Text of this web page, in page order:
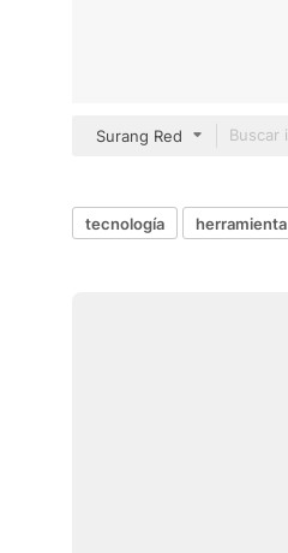
Surang Red
tecnología herramienta